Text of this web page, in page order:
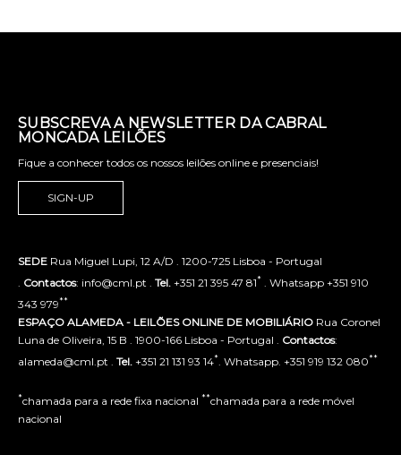
SUBSCREVA A NEWSLETTER DA CABRAL
MONCADA LEILÕES
Fique a conhecer todos os nossos leilões online e presenciais!
SIGN-UP
SEDE Rua Miguel Lupi, 12 A/D . 1200-725 Lisboa - Portugal
Contactos: info@cml.pt . Tel. +351 21 395 47 81* . Whatsapp +351 910
343 979**
ESPAÇO ALAMEDA - LEILÕES ONLINE DE MOBILIÁRIO Rua Coronel
Luna de Oliveira, 15 B . 1900-166 Lisboa - Portugal . Contactos:
alameda@cml.pt . Tel. +351 21 131 93 14* . Whatsapp. +351 919 132 080**
*chamada para a rede fixa nacional **chamada para a rede móvel
nacional